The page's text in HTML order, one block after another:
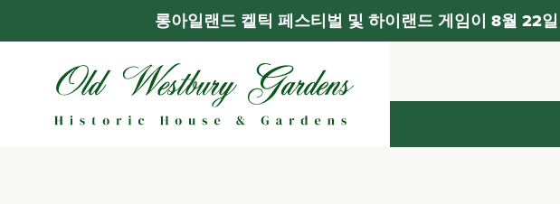
롱아일랜드 켈틱 페스티벌 및 하이랜드 게임이 8월 22